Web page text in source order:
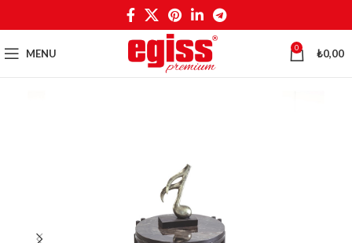
MENU 0 ₺0,00